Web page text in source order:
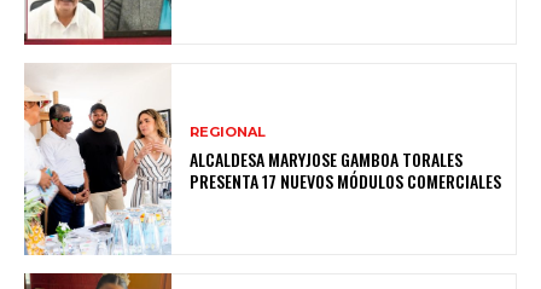
REGIONAL
ALCALDESA MARYJOSE GAMBOA TORALES
PRESENTA 17 NUEVOS MÓDULOS COMERCIALES